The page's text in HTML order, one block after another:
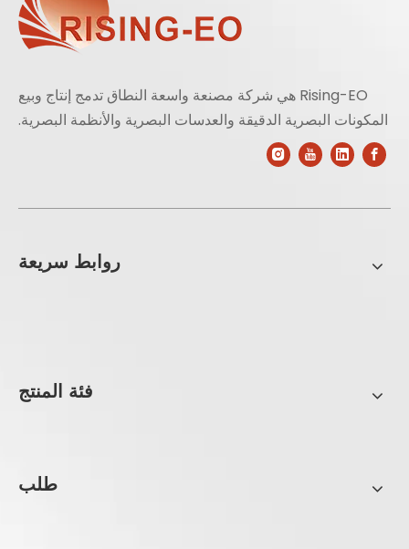
Rising-EO هي شركة مصنعة واسعة النطاق تدمج إنتاج وبيع
المكونات البصرية الدقيقة والعدسات البصرية والأنظمة البصرية.
روابط سريعة
فئة المنتج
طلب